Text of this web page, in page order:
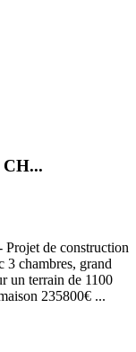
Projet de construction
3 chambres, grand
un terrain de 1100
235800€ ...